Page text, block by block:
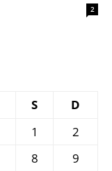
2
S
D
1
2
8
9